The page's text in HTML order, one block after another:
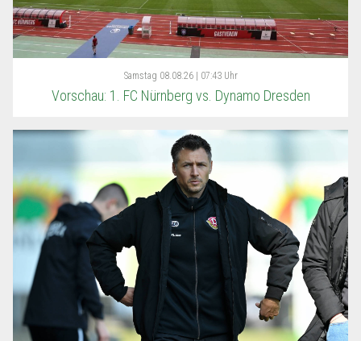
Samstag 08.08.26 | 07:43 Uhr
Vorschau: 1. FC Nürnberg vs. Dynamo Dresden